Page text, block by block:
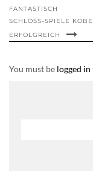
FANTASTISCH
SCHLOSS-SPIELE
ERFOLGREICH
You must be logged in